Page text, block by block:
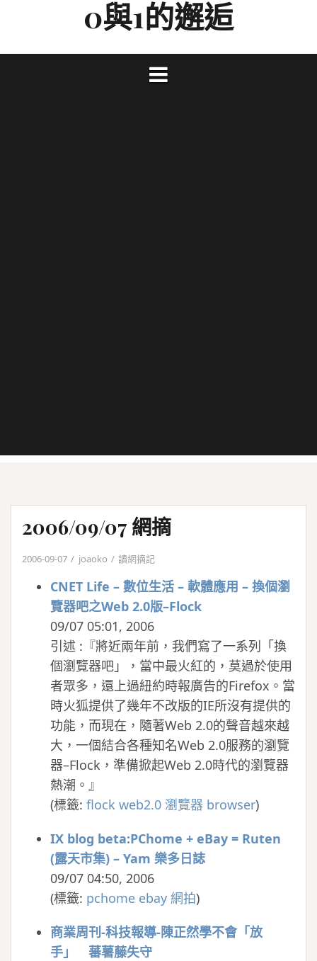
0與1的邂逅
2006/09/07 網摘
2006-09-07 joaoko 讀網摘記
CNET Life – 數位生活 – 軟體應用 – 換個瀏
覽器吧之Web 2.0版–Flock
09/07 05:01, 2006
引述 :『將近兩年前，我們寫了一系列「換
個瀏覽器吧」，當中最火紅的，莫過於使用
者眾多，還上過紐約時報廣告的Firefox。當
時火狐提供了幾年不改版的IE所沒有提供的
功能，而現在，隨著Web 2.0的聲音越來越
大，一個結合各種知名Web 2.0服務的瀏覽
器–Flock，準備掀起Web 2.0時代的瀏覽器
熱潮。』
(標籤: flock web2.0 瀏覽器 browser)
IX blog beta:PChome + eBay = Ruten
(露天市集) – Yam 樂多日誌
09/07 04:50, 2006
(標籤: pchome ebay 網拍)
商業周刊-科技報導-陳正然學不會「放
手」 蕃薯藤失守